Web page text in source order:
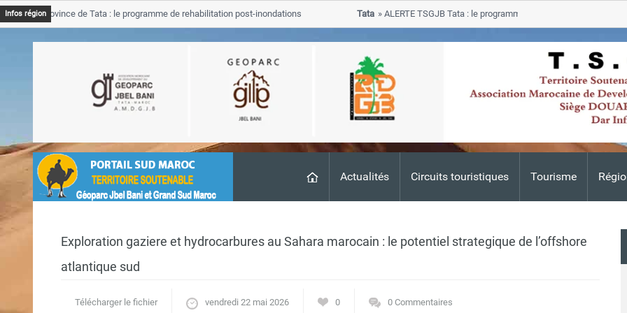
Actualités Circuits touristiques Tourisme
Infos régionProvince de Tata : le programme de rehabilitation post-inondations
ALERTE TSGJB Tata : le programme de rehabilitation post-
progresse dans les zones sinistrees
Exploration gaziere et hydrocarbures au Sahara marocain : le potentiel strategique de l’offshore
atlantique sud
Télécharger le fichier vendredi 22 mai 2026 0 0 Commentaires